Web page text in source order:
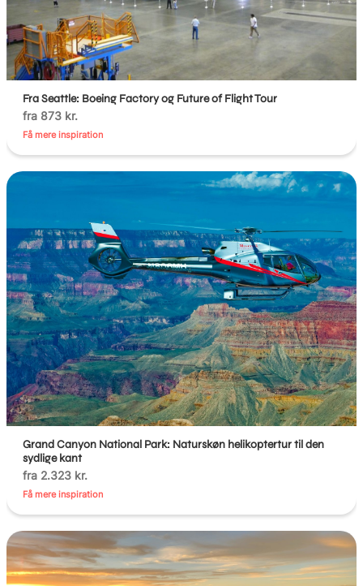
Fra Seattle: Boeing Factory og Future of Flight Tour
fra 873 kr.
Få mere inspiration
Grand Canyon National Park: Naturskøn helikoptertur til den
sydlige kant
fra 2.323 kr.
Få mere inspiration